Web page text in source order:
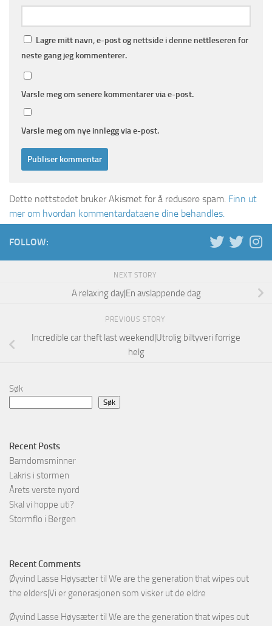
Lagre mitt navn, e-post og nettside i denne nettleseren for
neste gang jeg kommenterer.
Varsle meg om senere kommentarer via e-post.
Varsle meg om nye innlegg via e-post.
Dette nettstedet bruker Akismet for å redusere spam. Finn ut
mer om hvordan kommentardataene dine behandles.
FOLLOW:
NEXT STORY
A relaxing day|En avslappende dag
PREVIOUS STORY
Incredible car theft last weekend|Utrolig biltyveri forrige
helg
Søk
Søk
Recent Posts
Barndomsminner
Lakris i stormen
Årets verste nyord
Skal vi hoppe uti?
Stormflo i Bergen
Recent Comments
Øyvind Lasse Høysætertil We are the generation that wipes out
the elders|Vi er generasjonen som visker ut de eldre
Øyvind Lasse Høysætertil We are the generation that wipes out